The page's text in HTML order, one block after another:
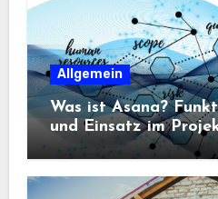
Allgemein
Was ist Asana?
und Einsatz im